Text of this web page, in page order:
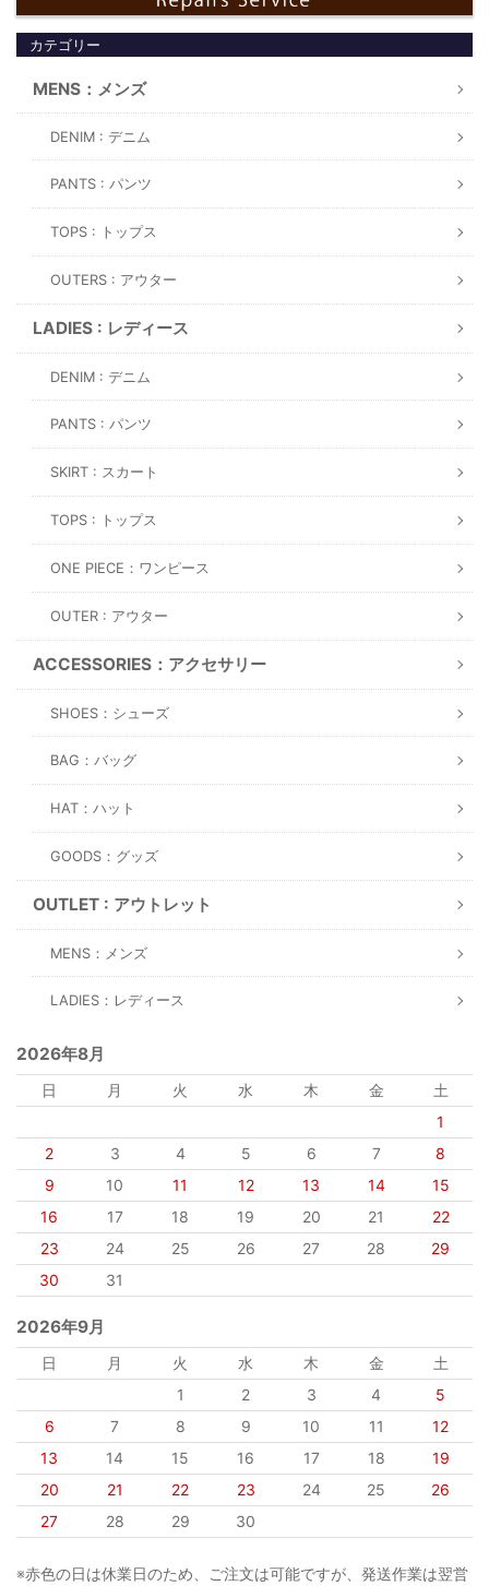
カテゴリー
MENS：メンズ
DENIM : デニム
PANTS : パンツ
TOPS : トップス
OUTERS : アウター
LADIES : レディース
DENIM : デニム
PANTS : パンツ
SKIRT : スカート
TOPS : トップス
ONE PIECE：ワンピース
OUTER : アウター
ACCESSORIES：アクセサリー
SHOES：シューズ
BAG：バッグ
HAT：ハット
GOODS：グッズ
OUTLET : アウトレット
MENS：メンズ
LADIES：レディース
2026年8月
日 月 火 水 木 金
土
1
2
3 4 5 6 7
8
9
10 11 12 13 14
15
16
17 18 19 20 21
22
23
24 25 26 27 28
29
30
31
2026年9月
日 月 火 水 木 金
土
1
2 3 4
5
6
7 8 9 10 11
12
13
14 15 16 17 18
19
20
21 22 23 24 25
26
27
28 29 30
※赤色の日は休業日のため、ご注文は可能ですが、発送作業は翌営